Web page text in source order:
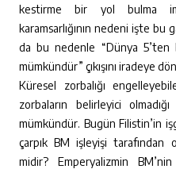
kestirme bir yol bulma
karamsarlığının nedeni işte bu
da bu nedenle “Dünya
mümkündür” çıkışını iradeye
Küresel zorbalığı
zorbaların belirleyici
mümkündür. Bugün Filistin’in
çarpık BM işleyişi tarafından
midir? Emperyalizmin